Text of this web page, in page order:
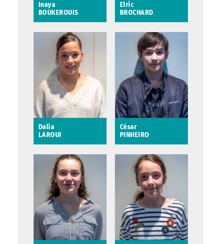
Inaya
BOUKEROUIS
Inaya BOUKEROUIS
Elric
BROCHARD
Elric BROCHARD
Dalia
LAROUI
Dalia LAROUI
César
PINHEIRO
César PINHEIRO